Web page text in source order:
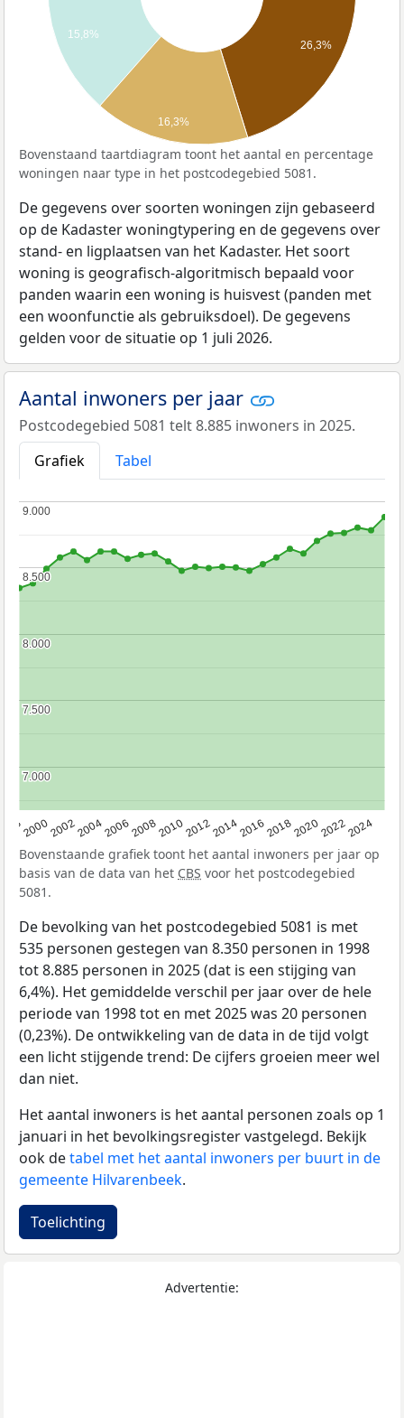
26,3%
15,8%
16,3%
Bovenstaand taartdiagram toont het aantal en percentage
woningen naar type in het postcodegebied 5081.
De gegevens over soorten woningen zijn gebaseerd
op de Kadaster woningtypering en de gegevens over
stand- en ligplaatsen van het Kadaster. Het soort
woning is geografisch-algoritmisch bepaald voor
panden waarin een woning is huisvest (panden met
een woonfunctie als gebruiksdoel). De gegevens
gelden voor de situatie op 1 juli 2026.
Aantal inwoners per jaar
Postcodegebied 5081 telt 8.885 inwoners in 2025.
Grafiek
Tabel
2000200220042006200820102012201420162018202020222024
7.000
7.000
7.500
7.500
8.000
8.000
8.500
8.500
9.000
9.000
Bovenstaande grafiek toont het aantal inwoners per jaar op
basis van de data van het CBS voor het postcodegebied
5081.
De bevolking van het postcodegebied 5081 is met
535 personen gestegen van 8.350 personen in 1998
tot 8.885 personen in 2025 (dat is een stijging van
6,4%). Het gemiddelde verschil per jaar over de hele
periode van 1998 tot en met 2025 was 20 personen
(0,23%). De ontwikkeling van de data in de tijd volgt
een licht stijgende trend: De cijfers groeien meer wel
dan niet.
Het aantal inwoners is het aantal personen zoals op 1
januari in het bevolkingsregister vastgelegd. Bekijk
ook detabel met het aantal inwoners per buurt in de
gemeente Hilvarenbeek.
Toelichting
Advertentie: